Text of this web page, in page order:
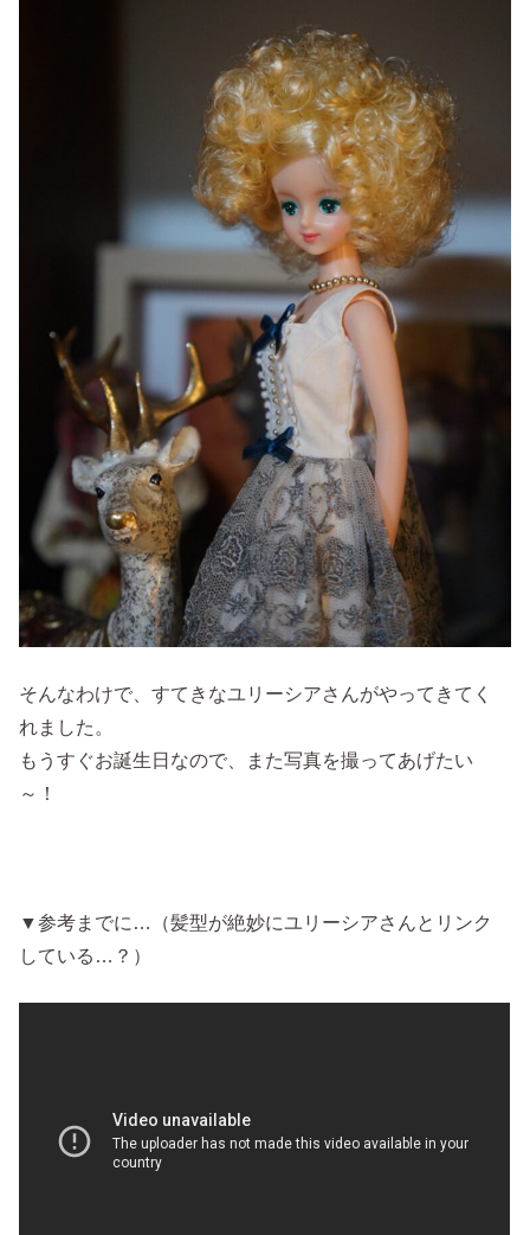
そんなわけで、すてきなユリーシアさんがやってきてく
れました。
もうすぐお誕生日なので、また写真を撮ってあげたい
～！
▼参考までに…（髪型が絶妙にユリーシアさんとリンク
している…？）